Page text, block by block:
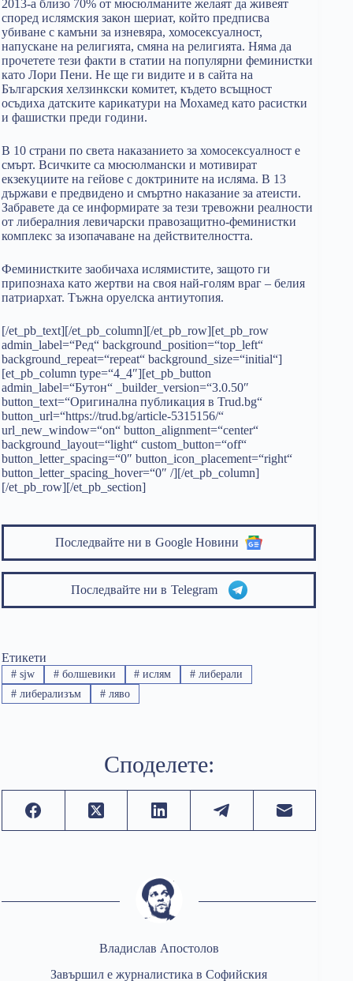
2013-а близо 70% от мюсюлманите желаят да живеят
според ислямския закон шериат, който предписва
убиване с камъни за изневяра, хомосексуалност,
напускане на религията, смяна на религията. Няма да
прочетете тези факти в статии на популярни феминистки
като Лори Пени. Не ще ги видите и в сайта на
Българския хелзинкски комитет, където всъщност
осъдиха датските карикатури на Мохамед като расистки
и фашистки преди години.
В 10 страни по света наказанието за хомосексуалност е
смърт. Всичките са мюсюлмански и мотивират
екзекуциите на гейове с доктрините на исляма. В 13
държави е предвидено и смъртно наказание за атеисти.
Забравете да се информирате за тези тревожни реалности
от либералния левичарски правозащитно-феминистки
комплекс за изопачаване на действителността.
Феминистките заобичаха ислямистите, защото ги
припознаха като жертви на своя най-голям враг – белия
патриархат. Тъжна оруелска антиутопия.
[/et_pb_text][/et_pb_column][/et_pb_row][et_pb_row
admin_label=“Ред“ background_position=“top_left“
background_repeat=“repeat“ background_size=“initial“]
[et_pb_column type=“4_4″][et_pb_button
admin_label=“Бутон“ _builder_version=“3.0.50″
button_text=“Оригинална публикация в Trud.bg“
button_url=“https://trud.bg/article-5315156/“
url_new_window=“on“ button_alignment=“center“
background_layout=“light“ custom_button=“off“
button_letter_spacing=“0″ button_icon_placement=“right“
button_letter_spacing_hover=“0″ /][/et_pb_column]
[/et_pb_row][/et_pb_section]
Последвайте ни в Google Новини
Последвайте ни в Telegram
Етикети
#sjw #болшевики # ислям # либерали
#либерализъм #ляво
Споделете:
Владислав Апостолов
Завършил е журналистика в Софийския